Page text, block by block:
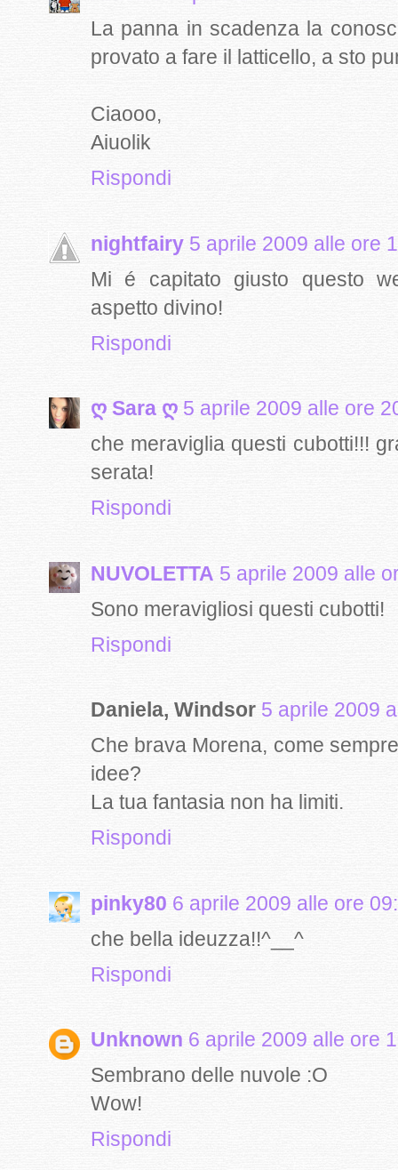
La panna in scadenza la
provato a fare il latticello, a sto
Ciaooo,
Aiuolik
Rispondi
nightfairy 5 aprile 2009 alle ore
Mi é capitato giusto questo
aspetto divino!
Rispondi
ღ Sara ღ 5 aprile 2009 alle ore
che meraviglia questi cubotti!!!
serata!
Rispondi
NUVOLETTA 5 aprile 2009 alle
Sono meravigliosi questi cubotti!
Rispondi
Daniela, Windsor 5 aprile 2009
Che brava Morena, come
idee?
La tua fantasia non ha limiti.
Rispondi
pinky80 6 aprile 2009 alle ore
che bella ideuzza!!^__^
Rispondi
Unknown 6 aprile 2009 alle ore
Sembrano delle nuvole :O
Wow!
Rispondi